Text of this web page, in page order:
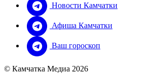
Новости Камчатки
Афиша Камчатки
Ваш гороскоп
© Камчатка Медиа 2026